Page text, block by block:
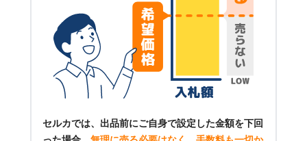
セルカでは、出品前にご自身で設定した金額を下回